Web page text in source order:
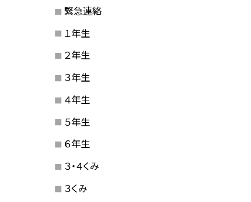
緊急連絡
１年生
２年生
３年生
４年生
５年生
６年生
３・４くみ
３くみ